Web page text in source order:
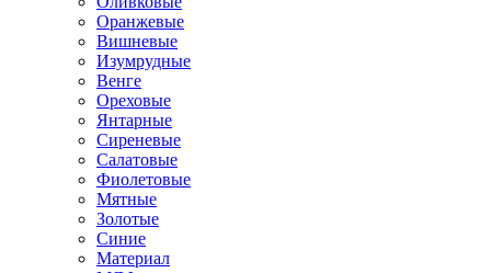
Оранжевые
Вишневые
Изумрудные
Венге
Ореховые
Янтарные
Сиреневые
Салатовые
Фиолетовые
Мятные
Золотые
Синие
Материал